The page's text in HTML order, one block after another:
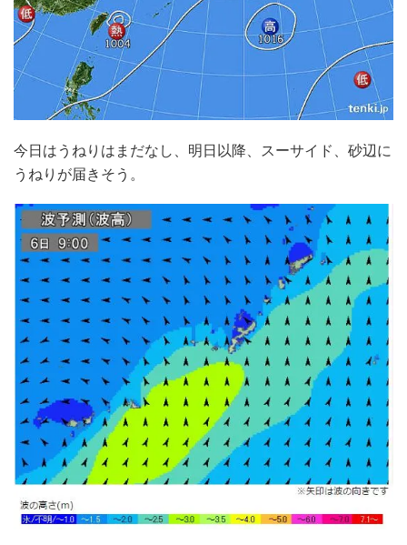
今日はうねりはまだなし、明日以降、スーサイド、砂辺に
うねりが届きそう。